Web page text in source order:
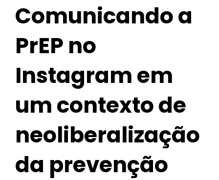
Comunicando a
PrEP no
Instagram em
um contexto de
neoliberalização
da prevenção